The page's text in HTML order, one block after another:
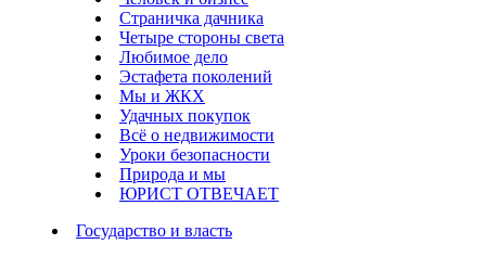
Страничка дачника
Четыре стороны света
Любимое дело
Эстафета поколений
Мы и ЖКХ
Удачных покупок
Всё о недвижимости
Уроки безопасности
Природа и мы
ЮРИСТ ОТВЕЧАЕТ
Государство и власть